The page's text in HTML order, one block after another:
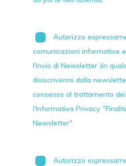
Autorizzo
comunicazioni informative
l'invio di Newsletter (in
disiscrivermi dalla
consenso al trattamento
l'Informativa Privacy
Newsletter".
Autorizzo